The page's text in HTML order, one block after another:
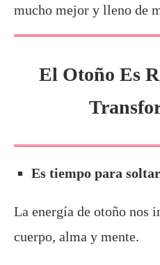
mucho mejor y lleno de
El Otoño Es
Es tiempo para
La energía de otoño nos
cuerpo, alma y mente.